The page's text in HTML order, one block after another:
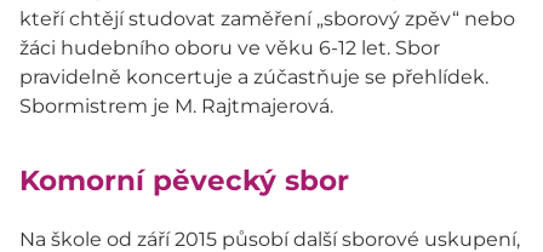
kteří chtějí studovat zaměření „sborový zpěv“ nebo
žáci hudebního oboru ve věku 6-12 let. Sbor
pravidelně koncertuje a zúčastňuje se přehlídek.
Sbormistrem je M. Rajtmajerová.
Komorní pěvecký sbor
Na škole od září 2015 působí další sborové uskupení,